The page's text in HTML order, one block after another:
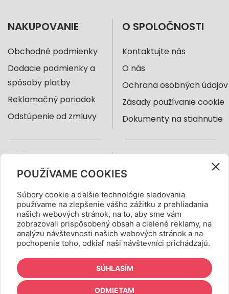
POUŽÍVAME COOKIES
Súbory cookie a ďalšie technológie sledovania
používame na zlepšenie vášho zážitku z prehliadania
našich webových stránok, na to, aby sme vám
zobrazovali prispôsobený obsah a cielené reklamy, na
analýzu návštevnosti našich webových stránok a na
pochopenie toho, odkiaľ naši návštevníci prichádzajú.
SÚHLASÍM
ODMIETAM
NAKUPOVANIE
Obchodné podmienky
Dodacie podmienky a
spôsoby platby
Reklamačný poriadok
Odstúpenie od zmluvy
O SPOLOČNOSTI
Kontaktujte nás
O nás
Ochrana osobných údajov
Zásady používanie cookie
Dokumenty na stiahnutie
Hálova 12, 851 01
Bratislava, Slovensko
obchod@farbicky.sk